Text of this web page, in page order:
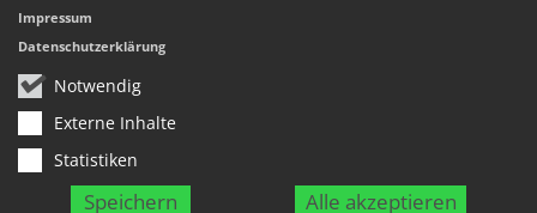
Notwendig
Externe Inhalte
Statistiken
Speichern Alle akzeptieren
Impressum
Datenschutzerklärung